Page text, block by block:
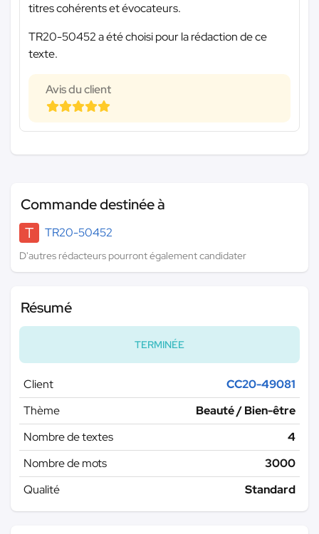
titres cohérents et évocateurs.
TR20-50452 a été choisi pour la rédaction de ce
texte.
Avis du client
Commande destinée à
T
TR20-50452
D'autres rédacteurs pourront également candidater
Résumé
TERMINÉE
Client
CC20-49081
Thème
Beauté / Bien-être
Nombre de textes
4
Nombre de mots
3000
Qualité
Standard